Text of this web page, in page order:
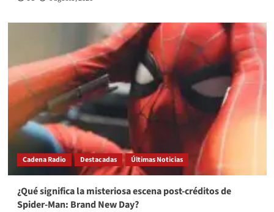
Cadena Radio Destacadas Últimas Noticias
¿Qué significa la misteriosa escena post-créditos de
Spider-Man: Brand New Day?